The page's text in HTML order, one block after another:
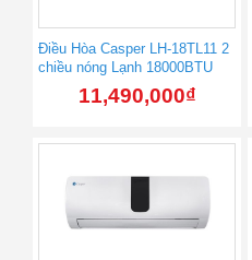
Điều Hòa Casper LH-18TL11 2
chiều nóng Lạnh 18000BTU
11,490,000₫